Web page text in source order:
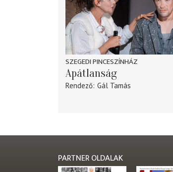
SZEGEDI PINCESZÍNHÁZ
Apátlanság
Rendező Gál Tamás
PARTNER OLDALAK